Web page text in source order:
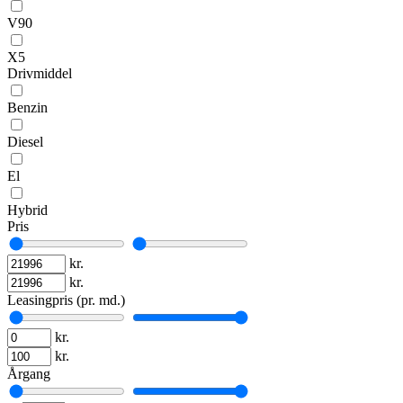
V90
X5
Drivmiddel
Benzin
Diesel
El
Hybrid
Pris
kr.
kr.
Leasingpris (pr. md.)
kr.
kr.
Årgang